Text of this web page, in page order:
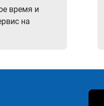
время и
на